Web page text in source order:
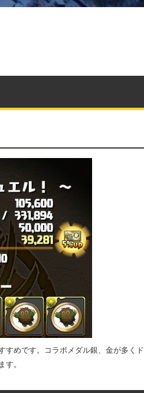
すめです。コラボメダル銀、金が多くド
。